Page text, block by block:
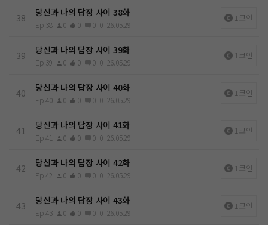
38 당신과 나의 답장 사이 38화
Ep.38 0 0 0 0 26.05.29
1코인
39 당신과 나의 답장 사이 39화
Ep.39 0 0 0 0 26.05.29
1코인
40 당신과 나의 답장 사이 40화
Ep.40 0 0 0 0 26.05.29
1코인
41 당신과 나의 답장 사이 41화
Ep.41 0 0 0 0 26.05.29
1코인
42 당신과 나의 답장 사이 42화
Ep.42 0 0 0 0 26.05.29
1코인
43 당신과 나의 답장 사이 43화
Ep.43 0 0 0 0 26.05.29
1코인